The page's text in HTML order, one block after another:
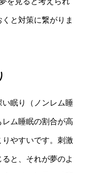
と対策に繋がりま
眠り（ノンレム睡
ム睡眠の割合が高
やすいです。刺激
と、それが夢のよ